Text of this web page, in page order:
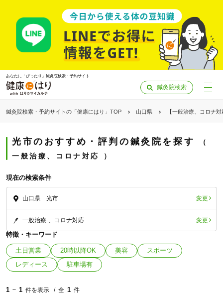
あなたに「ぴったり」鍼灸院検索・予約サイト
鍼灸院検索
鍼灸院検索・予約サイトの「健康にはり」TOP 山口県 【一般治療、コロナ
光市のおすすめ・評判の鍼灸院を探す
一般治療、コロナ対応
現在の検索条件
山口県 光市 変更
一般治療 コロナ対応 変更
特徴・キーワード
土日営業 20時以降OK 美容
スポーツ
レディース
駐車場有
1 ~ 1 件を表示 全 1 件
「健康にはりを見た」